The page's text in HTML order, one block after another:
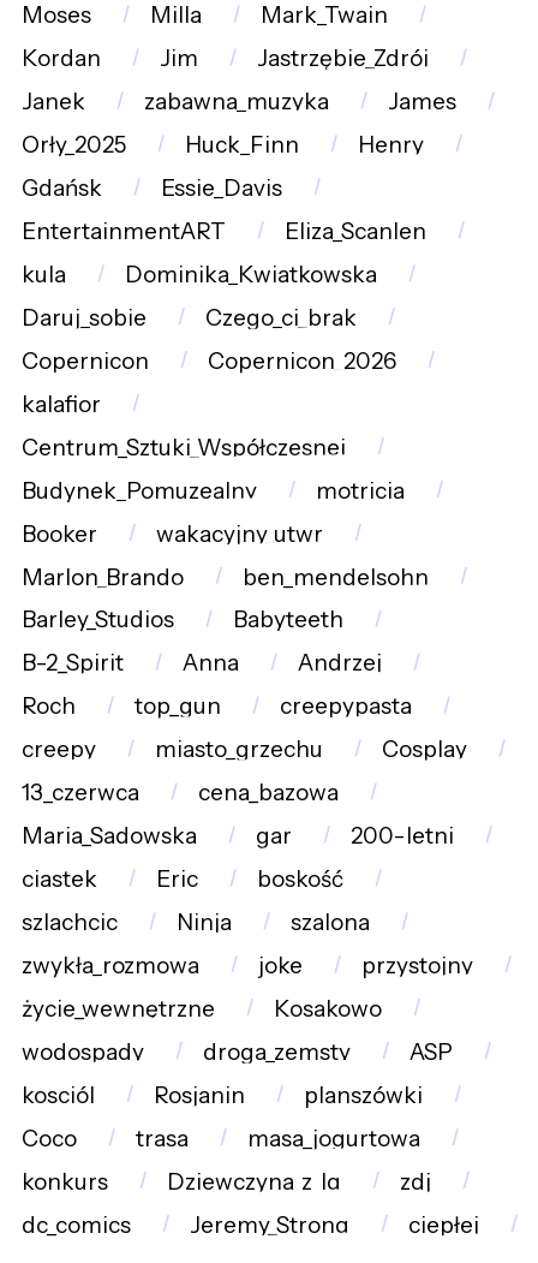
Moses
Milla
Mark_Twain
Kordan
Jim
Jastrzębie_Zdrój
Janek
zabawna_muzyka
James
Orły_2025
Huck_Finn
Henry
Gdańsk
Essie_Davis
EntertainmentART
Eliza_Scanlen
kula
Dominika_Kwiatkowska
Daruj_sobie
Czego_ci_brak
Copernicon
Copernicon_2026
kalafior
Centrum_Sztuki_Współczesnej
Budynek_Pomuzealny
motricia
Booker
wakacyjny_utwr
Marlon_Brando
ben_mendelsohn
Barley_Studios
Babyteeth
B-2_Spirit
Anna
Andrzej
Roch
top_gun
creepypasta
creepy
miasto_grzechu
Cosplay
13_czerwca
cena_bazowa
Maria_Sadowska
gar
200-letni
ciastek
Eric
boskość
szlachcic
Ninja
szalona
zwykła_rozmowa
joke
przystojny
życie_wewnętrzne
Kosakowo
wodospady
droga_zemsty
ASP
kosciól
Rosjanin
planszówki
Coco
trasa
masa_jogurtowa
konkurs
Dziewczyna_z_Ig
zdj
dc_comics
Jeremy_Strong ciepłej